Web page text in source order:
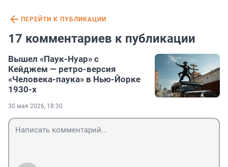
ПЕРЕЙТИ К ПУБЛИКАЦИИ
17 комментариев к публикации
Вышел «Паук-Нуар» с
Кейджем — ретро-версия
«Человека-паука» в Нью-Йорке
1930-х
30 мая 2026, 18:30